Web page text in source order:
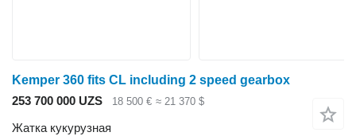
Kemper 360 fits CL including 2 speed gearbox
253 700 000 UZS
18 500 € ≈ 21 370 $
Жатка кукурузная